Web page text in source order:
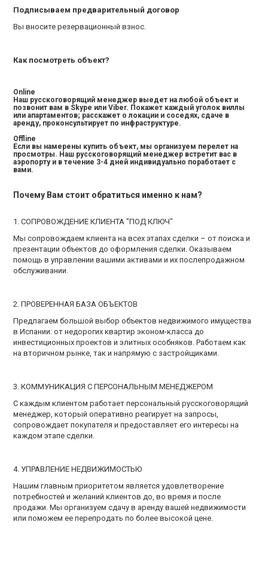
Подписываем предварительный договор
Вы вносите резервационный взнос.
Как посмотреть объект?
Online
Наш русскоговорящий менеджер выедет на любой объект и
позвонит вам в Skype или Viber. Покажет каждый уголок виллы
или апартаментов; расскажет о локации и соседях, сдаче в
аренду, проконсультирует по инфраструктуре.
Offline
Если вы намерены купить объект, мы организуем перелет на
просмотры. Наш русскоговорящий менеджер встретит вас в
аэропорту и в течение 3-4 дней индивидуально поработает с
вами.
Почему Вам стоит обратиться именно к нам?
1. СОПРОВОЖДЕНИЕ КЛИЕНТА "ПОД КЛЮЧ"
Мы сопровождаем клиента на всех этапах сделки – от поиска и
презентации объектов до оформления сделки. Оказываем
помощь в управлении вашими активами и их послепродажном
обслуживании.
2. ПРОВЕРЕННАЯ БАЗА ОБЪЕКТОВ
Предлагаем большой выбор объектов недвижимого имущества
в Испании: от недорогих квартир эконом-класса до
инвестиционных проектов и элитных особняков. Работаем как
на вторичном рынке, так и напрямую с застройщиками.
3. КОММУНИКАЦИЯ С ПЕРСОНАЛЬНЫМ МЕНЕДЖЕРОМ
С каждым клиентом работает персональный русскоговорящий
менеджер, который оперативно реагирует на запросы,
сопровождает покупателя и предоставляет его интересы на
каждом этапе сделки.
4. УПРАВЛЕНИЕ НЕДВИЖИМОСТЬЮ
Нашим главным приоритетом является удовлетворение
потребностей и желаний клиентов до, во время и после
продажи. Мы организуем сдачу в аренду вашей недвижимости
или поможем ее перепродать по более высокой цене.